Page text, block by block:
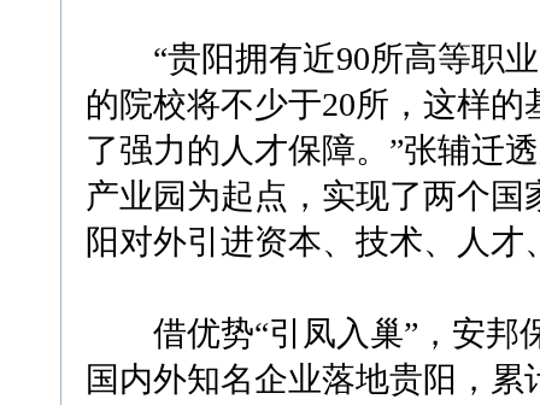
“贵阳拥有近90所高等职业
的院校将不少于20所，这样
了强力的人才保障。”张辅迁
产业园为起点，实现了两个
阳对外引进资本、技术、人才
借优势“引凤入巢”，安邦
国内外知名企业落地贵阳，